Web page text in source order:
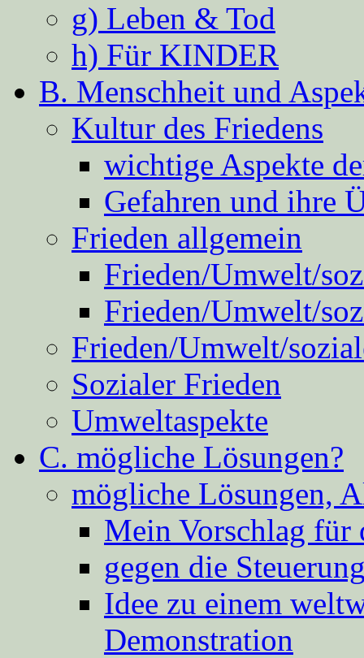
g) Leben & Tod
h) Für KINDER
B. Menschheit und
Kultur des Friedens
wichtige Aspekte
Gefahren und ihre
Frieden allgemein
Frieden/Umwelt/
Frieden/Umwelt/
Frieden/Umwelt/
Sozialer Frieden
Umweltaspekte
C. mögliche Lösungen?
mögliche Lösungen,
Mein Vorschlag für
gegen die
Idee zu einem
Demonstration